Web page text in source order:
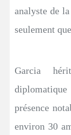
analyste de
seulement
Garcia
présence
environ 30